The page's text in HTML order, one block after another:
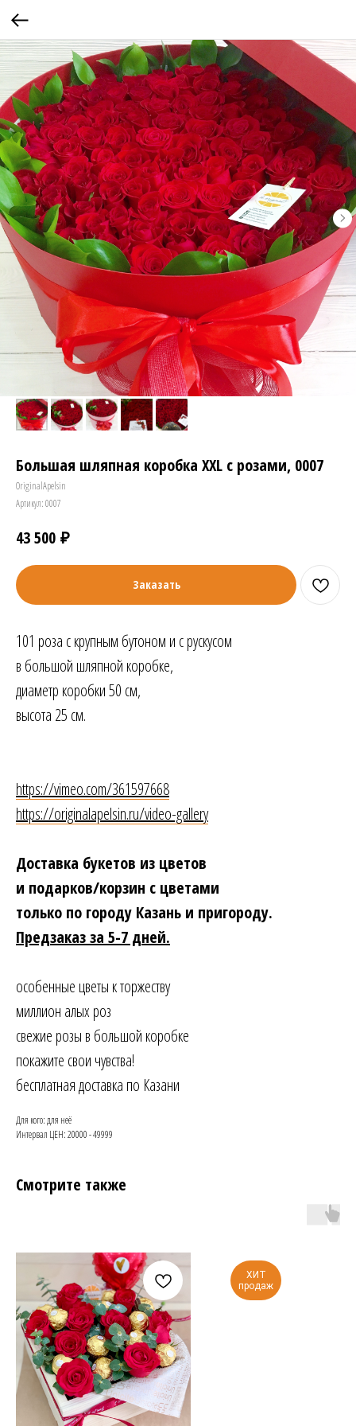
Большая шляпная коробка XXL с розами, 0007
OriginalApelsin
Артикул:0007
43 500 ₽
Заказать
101 роза с крупным бутоном и с рускусом
в большой шляпной коробке,
диаметр коробки 50 см,
высота 25 см.
https://vimeo.com/361597668
https://originalapelsin.ru/video-gallery
Доставка букетов из цветов
и подарков/корзин с цветами
только по городу Казань и пригороду.
Предзаказ за 5-7 дней.
особенные цветы к торжеству
миллион алых роз
свежие розы в большой коробке
покажите свои чувства!
бесплатная доставка по Казани
Для кого: для неё
Интервал ЦЕН: 20000 - 49999
Смотрите также
ХИТ
продаж